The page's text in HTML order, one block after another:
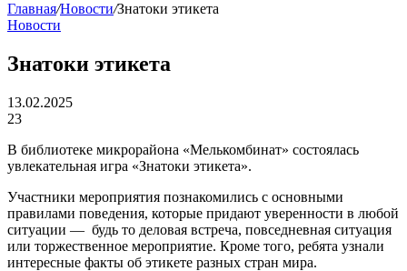
Главная/Новости/Знатоки этикета
Новости
Знатоки этикета
13.02.2025
23
В библиотеке микрорайона «Мелькомбинат» состоялась
увлекательная игра «Знатоки этикета».
Участники мероприятия познакомились с основными
правилами поведения, которые придают уверенности в любой
ситуации — будь то деловая встреча, повседневная ситуация
или торжественное мероприятие. Кроме того, ребята узнали
интересные факты об этикете разных стран мира.